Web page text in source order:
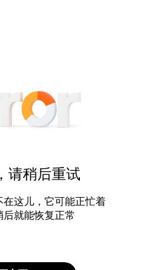
请稍后重试
这儿，它可能正忙着
后就能恢复正常